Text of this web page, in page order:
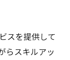
スを提供して
らスキルアッ